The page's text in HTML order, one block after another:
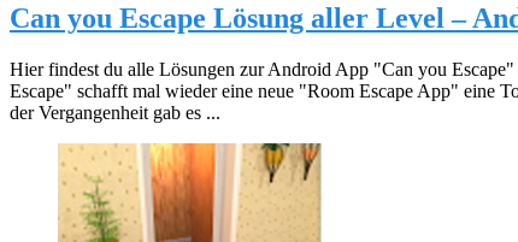
Can you Escape Lösung aller Level –
Hier findest du alle Lösungen zur Android App "Can you
Escape" schafft mal wieder eine neue "Room Escape App" eine
der Vergangenheit gab es ...